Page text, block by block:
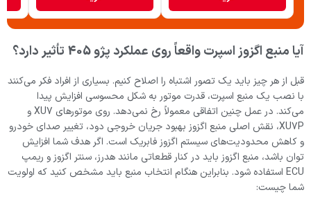
آیا منبع اگزوز اسپرت واقعاً روی عملکرد پژو 405 تأثیر دارد؟
قبل از هر چیز باید یک تصور اشتباه را اصلاح کنیم. بسیاری از افراد فکر می‌کنند
با نصب یک منبع اسپرت، قدرت موتور به شکل محسوسی افزایش پیدا
می‌کند. در عمل چنین اتفاقی معمولاً رخ نمی‌دهد. روی موتورهای XU7 و
XU7P، نقش اصلی منبع اگزوز بهبود جریان خروجی دود، تغییر صدای خودرو
و کاهش محدودیت‌های سیستم اگزوز فابریک است. اگر هدف شما افزایش
توان باشد، منبع اگزوز باید در کنار قطعاتی مانند هدرز، سنتر اگزوز و ریمپ
ECU استفاده شود. بنابراین هنگام انتخاب منبع باید مشخص کنید که اولویت
شما چیست: